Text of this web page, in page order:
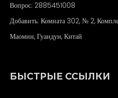
Вопрос: 2885451008
Добавить: Комната 302, № 2,
Маомин, Гуандун, Китай
БЫСТРЫЕ ССЫЛКИ